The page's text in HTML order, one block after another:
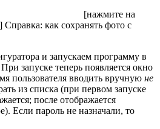
[нажмите на
Справка: как сохранять фото с
и запускаем программу в
запуске теперь появляется окно
пользователя вводить вручную не
из списка (при первом запуске
после отображается
Если пароль не назначали, то